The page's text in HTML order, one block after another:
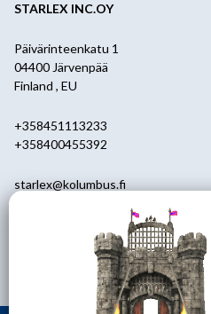
STARLEX INC.OY
Päivärinteenkatu 1
04400 Järvenpää
Finland , EU
+358451113233
+358400455392
starlex@kolumbus.fi
ark.klo 08.30-17.00